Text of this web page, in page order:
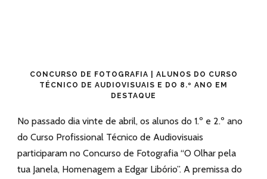
CONCURSO DE FOTOGRAFIA | ALUNOS DO CURSO
TÉCNICO DE AUDIOVISUAIS E DO 8.º ANO EM
DESTAQUE
No passado dia vinte de abril, os alunos do 1.º e 2.º ano
do Curso Profissional Técnico de Audiovisuais
participaram no Concurso de Fotografia “O Olhar pela
tua Janela, Homenagem a Edgar Libório”. A premissa do